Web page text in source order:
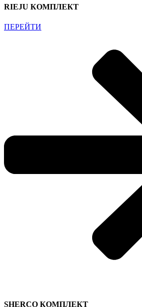
RIEJU КОМПЛЕКТ
ПЕРЕЙТИ
SHERCO КОМПЛЕКТ